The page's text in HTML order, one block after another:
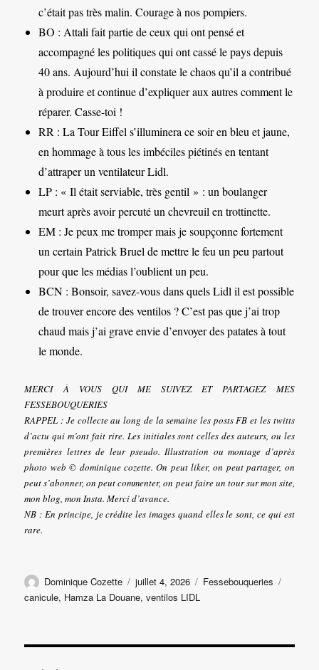
c’était pas très malin. Courage à nos pompiers.
BO : Attali fait partie de ceux qui ont pensé et
accompagné les politiques qui ont cassé le pays depuis
40 ans. Aujourd’hui il constate le chaos qu’il a contribué
à produire et continue d’expliquer aux autres comment le
réparer. Casse-toi !
RR : La Tour Eiffel s’illuminera ce soir en bleu et jaune,
en hommage à tous les imbéciles piétinés en tentant
d’attraper un ventilateur Lidl.
LP : « Il était serviable, très gentil » : un boulanger
meurt après avoir percuté un chevreuil en trottinette.
EM : Je peux me tromper mais je soupçonne fortement
un certain Patrick Bruel de mettre le feu un peu partout
pour que les médias l’oublient un peu.
BCN : Bonsoir, savez-vous dans quels Lidl il est possible
de trouver encore des ventilos ? C’est pas que j’ai trop
chaud mais j’ai grave envie d’envoyer des patates à tout
le monde.
MERCI À VOUS QUI ME SUIVEZ ET PARTAGEZ MES
FESSEBOUQUERIES
RAPPEL : Je collecte au long de la semaine les posts FB et les twitts
d’actu qui m’ont fait rire. Les initiales sont celles des auteurs, ou les
premières lettres de leur pseudo. Illustration ou montage d’après
photo web © dominique cozette. On peut liker, on peut partager, on
peut s’abonner, on peut commenter, on peut faire un tour sur mon site,
mon blog, mon Insta. Merci d’avance.
NB : En principe, je crédite les images quand elles le sont, ce qui est
rare.
Auteur
Dominique Cozette
Publié
le
juillet 4, 2026 Catégories
Fessebouqueries
canicule, Hamza La Douane,ventilos LIDL